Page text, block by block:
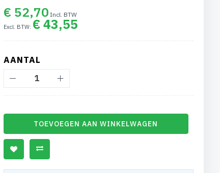
€ 52,70
€ 43,55
AANTAL
TOEVOEGEN AAN WINKELWAGEN